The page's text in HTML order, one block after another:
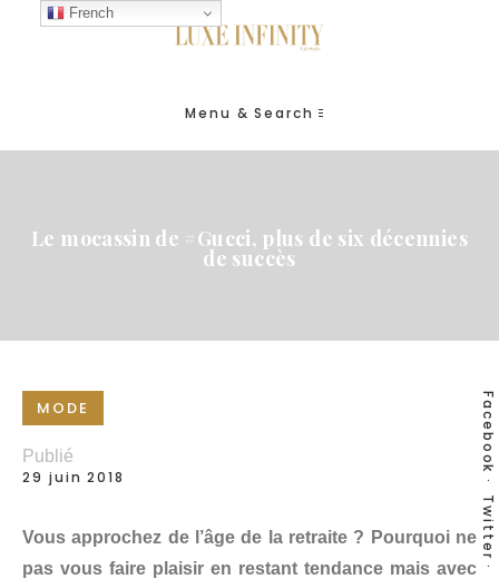
Menu & Search
Le mocassin de #Gucci, plus de six décennies
de succès
Facebook
Twitter
MODE
Publié
29 juin 2018
Vous approchez de l’âge de la retraite ? Pourquoi ne
pas vous faire plaisir en restant tendance mais avec
French